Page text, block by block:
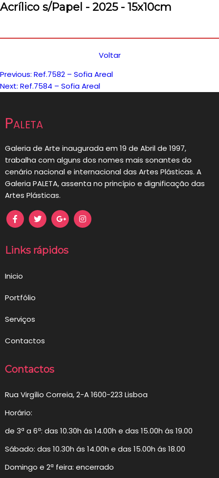
Acrílico s/Papel - 2025 - 15x10cm
Voltar
Navegação
artigos
Previous: Ref.7582 – Sofia Areal
Next: Ref.7584 – Sofia Areal
Paleta
Galeria de Arte inaugurada em 19 de Abril de 1997,
trabalha com alguns dos nomes mais sonantes do
cenário nacional e internacional das Artes Plásticas. A
Galeria PALETA, assenta no princípio e dignificação das
Artes Plásticas.
Links rápidos
Inicio
Portfólio
Serviços
Contactos
Contactos
Rua Virgílio Correia, 2-A 1600-223 Lisboa
Horário:
de 3ª a 6ª: das 10.30h ás 14.00h e das 15.00h ás 19.00
Sábado: das 10.30h ás 14.00h e das 15.00h ás 18.00
Domingo e 2ª feira: encerrado